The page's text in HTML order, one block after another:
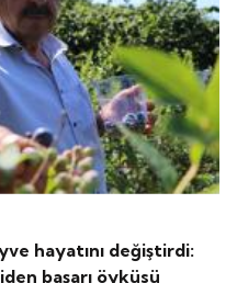
hayatını değiştirdi:
başarı öyküsü